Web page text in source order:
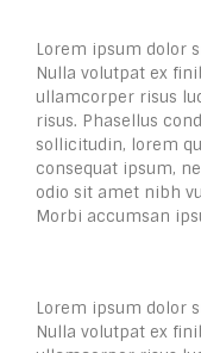
Lorem ipsum dolor
Nulla volutpat ex
ullamcorper risus
risus. Phasellus
sollicitudin, lorem
consequat ipsum,
odio sit amet nibh
Morbi accumsan
Lorem ipsum dolor
Nulla volutpat ex